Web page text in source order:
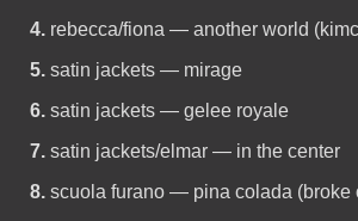
4. rebecca/fiona — another world
5. satin jackets — mirage
6. satin jackets — gelee royale
7. satin jackets/elmar — in the center
8. scuola furano — pina colada (broke